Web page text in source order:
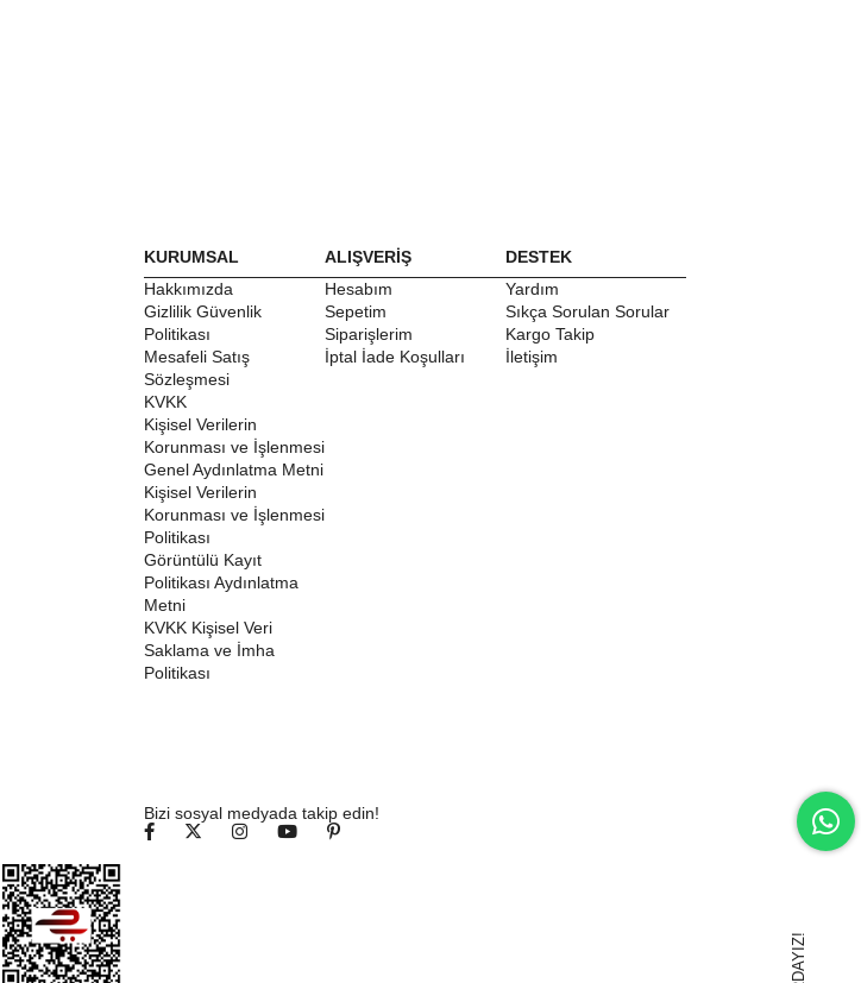
KURUMSAL
Hakkımızda
Gizlilik Güvenlik
Politikası
Mesafeli Satış
Sözleşmesi
KVKK
Kişisel Verilerin
Korunması ve İşlenmesi
Genel Aydınlatma Metni
Kişisel Verilerin
Korunması ve İşlenmesi
Politikası
Görüntülü Kayıt
Politikası Aydınlatma
Metni
KVKK Kişisel Veri
Saklama ve İmha
Politikası
ALIŞVERİŞ
Hesabım
Sepetim
Siparişlerim
İptal İade Koşulları
DESTEK
Yardım
Sıkça Sorulan Sorular
Kargo Takip
İletişim
Bizi sosyal medyada takip edin!